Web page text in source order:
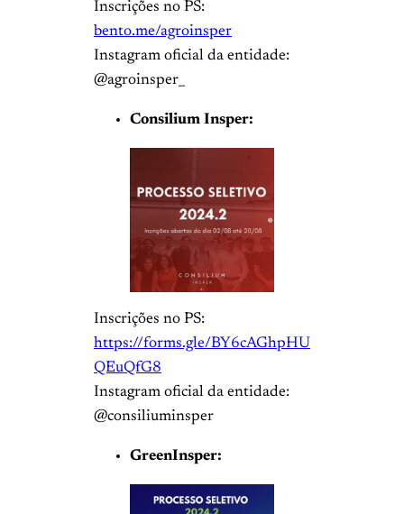
Inscrições no PS:
bento.me/agroinsper
Instagram oficial da entidade:
@agroinsper_
Consilium Insper:
Inscrições no PS:
https://forms.gle/BY6cAGhpHU
QEuQfG8
Instagram oficial da entidade:
@consiliuminsper
GreenInsper: